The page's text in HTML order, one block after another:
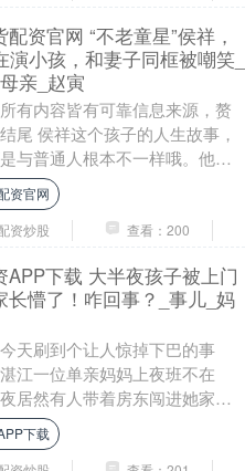
资官网 “不老童星”侯祥，
演小孩，和妻子同框被嘲笑_
亲_赵寅
有内容皆有可靠信息来源，赘
尾 侯祥这个孩子的人生故事，
与普通人根本不一样哦。他刚
候只有2斤多重，哦，不是普通
而....
资官网
资炒股
查看：200
APP下载 大半夜孩子被上门
长懵了！咋回事？_事儿_妈
天刷到个让人惊掉下巴的事
江一位单亲妈妈上夜班不在
居然有人带着房东闯进她家，
！这要是你家孩子，你慌不
看完血压“噌....
下载